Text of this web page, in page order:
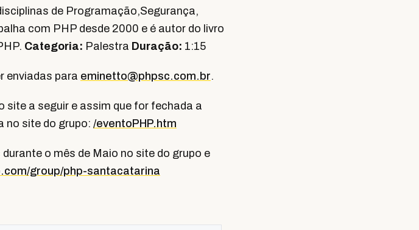
de Programação,Segurança,
com PHP desde 2000 e é autor do livro
Categoria: Palestra Duração: 1:15
enviadas para eminetto@phpsc.com.br.
site a seguir e assim que for fechada a
no site do grupo: /eventoPHP.htm
o mês de Maio no site do grupo e
group/php-santacatarina